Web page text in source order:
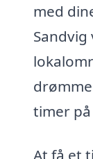
med
timer på
At få et